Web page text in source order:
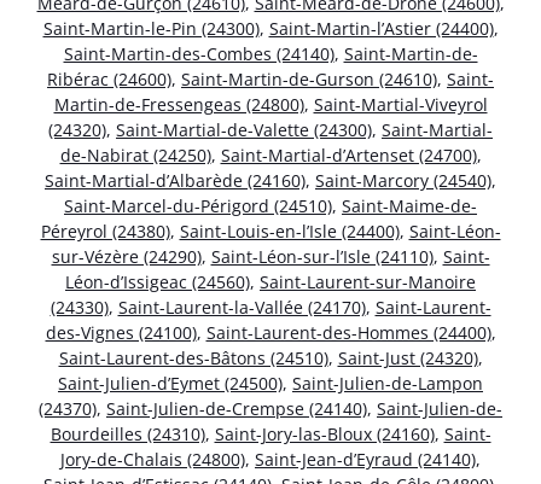
Saint-Martin-le-Pin (24300), Saint-Martin-l’Astier (24400),
Saint-Martin-des-Combes (24140), Saint-Martin-de-
Ribérac (24600), Saint-Martin-de-Gurson (24610), Saint-
Martin-de-Fressengeas (24800), Saint-Martial-Viveyrol
(24320), Saint-Martial-de-Valette (24300), Saint-Martial-
de-Nabirat (24250), Saint-Martial-d’Artenset (24700),
Saint-Martial-d’Albarède (24160), Saint-Marcory (24540),
Saint-Marcel-du-Périgord (24510), Saint-Maime-de-
Péreyrol (24380), Saint-Louis-en-l’Isle (24400), Saint-Léon-
sur-Vézère (24290), Saint-Léon-sur-l’Isle (24110), Saint-
Léon-d’Issigeac (24560), Saint-Laurent-sur-Manoire
(24330), Saint-Laurent-la-Vallée (24170), Saint-Laurent-
des-Vignes (24100), Saint-Laurent-des-Hommes (24400),
Saint-Laurent-des-Bâtons (24510), Saint-Just (24320),
Saint-Julien-d’Eymet (24500), Saint-Julien-de-Lampon
(24370), Saint-Julien-de-Crempse (24140), Saint-Julien-de-
Bourdeilles (24310), Saint-Jory-las-Bloux (24160), Saint-
Jory-de-Chalais (24800), Saint-Jean-d’Eyraud (24140),